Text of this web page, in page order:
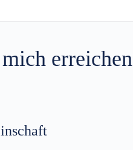
erreichen